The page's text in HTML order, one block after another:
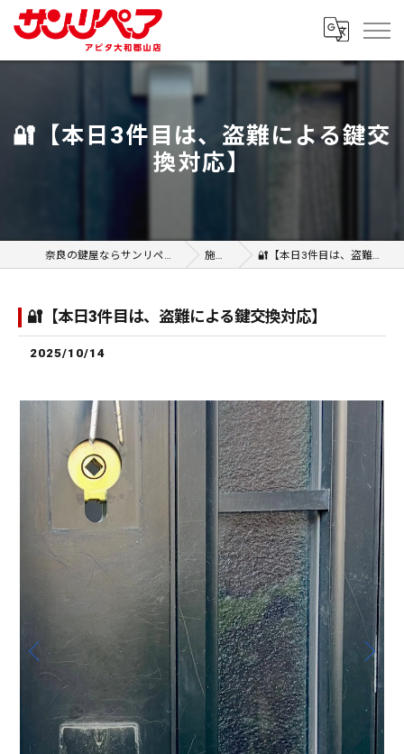
🔐【本日3件目は、盗難による鍵交
換対応】
奈良の鍵屋ならサンリペア アピタ大和郡山店 施工事例 🔐【本日3件目は、盗難による鍵交換対応】
🔐【本日3件目は、盗難による鍵交換対応】
2025/10/14